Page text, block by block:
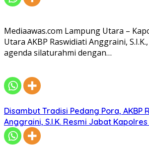
Mediaawas.com Lampung Utara –
Utara AKBP Raswidiati Anggraini,
agenda silaturahmi dengan…
Disambut Tradisi Pedang Pora, AKBP
Anggraini, S.I.K. Resmi Jabat